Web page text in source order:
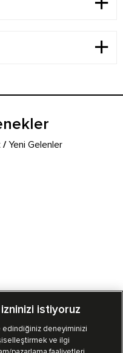
/Yeni Gelenler
Sipariş Takibi
istiyoruz
deneyiminizi
ve ilgi